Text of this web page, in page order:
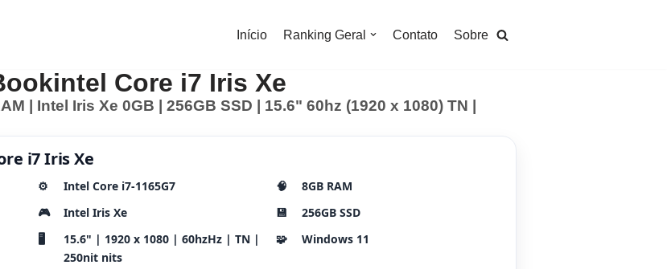
Início Ranking Geral Contato Sobre
Core i7 Iris Xe
| Intel Iris Xe 0GB | 256GB SSD | 15.6" 60hz (1920 x 1080) TN |
i7 Iris Xe
⚙️ Intel Core i7-1165G7 🧠
8GB RAM
🎮
Intel Iris Xe 💾
256GB SSD
🖥️
15.6" | 1920 x 1080 | 60hzHz | TN |
250nit nits
🧩 Windows 11